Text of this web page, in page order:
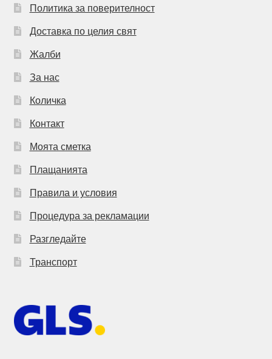
Политика за поверителност
Доставка по целия свят
Жалби
За нас
Количка
Контакт
Моята сметка
Плащанията
Правила и условия
Процедура за рекламации
Разгледайте
Транспорт